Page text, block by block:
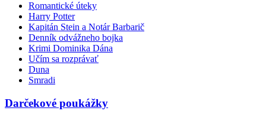
Romantické úteky
Harry Potter
Kapitán Stein a Notár Barbarič
Denník odvážneho bojka
Krimi Dominika Dána
Učím sa rozprávať
Duna
Smradi
Darčekové poukážky